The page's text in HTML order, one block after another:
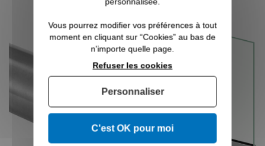
Vous pourrez modifier vos préférences à tout
moment en cliquant sur “Cookies” au bas de
n'importe quelle page.
C'est OK pour moi
Refuser les cookies
Personnaliser